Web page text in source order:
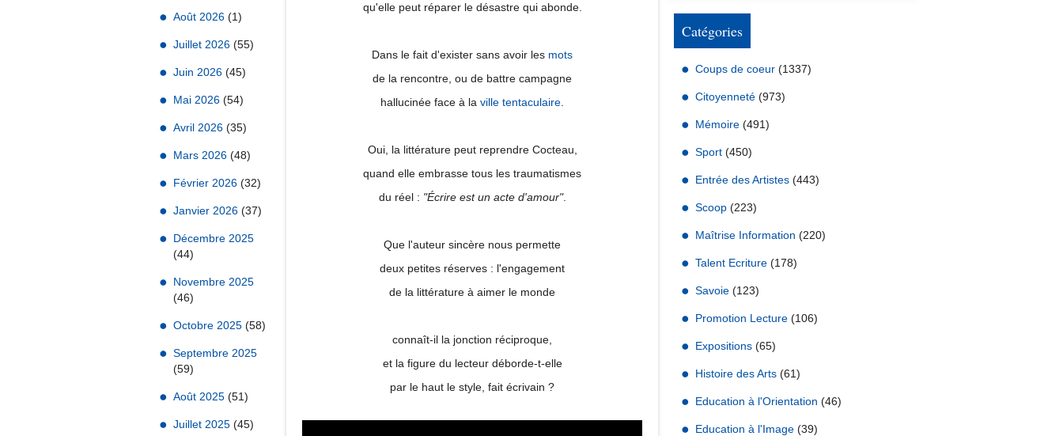
Août 2026 (1)
Juillet 2026 (55)
Juin 2026 (45)
Mai 2026 (54)
Avril 2026 (35)
Mars 2026 (48)
Février 2026 (32)
Janvier 2026 (37)
Décembre 2025
(44)
Novembre 2025
(46)
Octobre 2025 (58)
Septembre 2025
(59)
Août 2025 (51)
Juillet 2025 (45)
qu'elle peut réparer le désastre qui abonde.
Dans le fait d'exister sans avoir les mots
de la rencontre, ou de battre campagne
hallucinée face à la ville tentaculaire
Oui, la littérature peut reprendre Cocteau,
quand elle embrasse tous les traumatismes
du réel : "Écrire est un acte d'amour".
Que l'auteur sincère nous permette
deux petites réserves : l'engagement
de la littérature à aimer le monde
connaît-il la jonction réciproque,
et la figure du lecteur déborde-t-elle
par le haut le style, fait écrivain ?
Catégories
Coups de coeur (1337)
Citoyenneté (973)
Mémoire (491)
Sport (450)
Entrée des Artistes (443)
Scoop (223)
Maîtrise Information (220)
Talent Ecriture (178)
Savoie (123)
Promotion Lecture (106)
Expositions (65)
Histoire des Arts (61)
Education à l'Orientation (46)
Education à l'Image (39)